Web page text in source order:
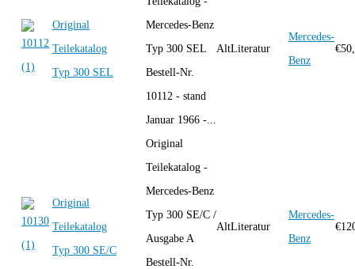
Original
Teilekatalog
Typ 300 SEL
Mercedes-Benz
Typ 300 SEL
Bestell-Nr.
10112 - stand
Januar 1966 -...
AltLiteratur
Mercedes-
Benz
€
Original
Teilekatalog
Typ 300 SE/C
Original
Teilekatalog -
Mercedes-Benz
Typ 300 SE/C /
Ausgabe A
Bestell-Nr.
AltLiteratur
Mercedes-
Benz
€